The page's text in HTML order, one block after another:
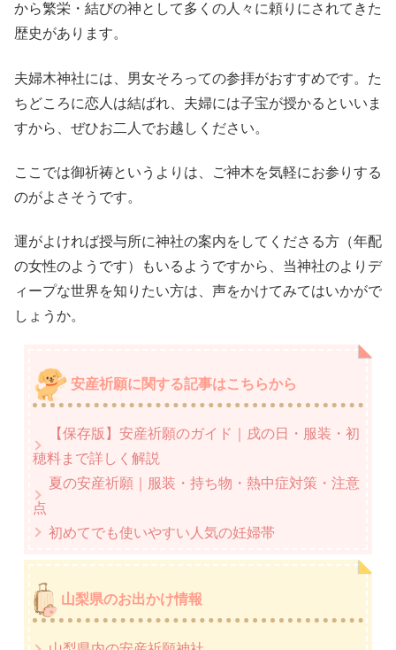
から繁栄・結びの神として多くの人々に頼りにされてきた
歴史があります。
夫婦木神社には、男女そろっての参拝がおすすめです。た
ちどころに恋人は結ばれ、夫婦には子宝が授かるといいま
すから、ぜひお二人でお越しください。
ここでは御祈祷というよりは、ご神木を気軽にお参りする
のがよさそうです。
運がよければ授与所に神社の案内をしてくださる方（年配
の女性のようです）もいるようですから、当神社のよりデ
ィープな世界を知りたい方は、声をかけてみてはいかがで
しょうか。
安産祈願に関する記事はこちらから
【保存版】安産祈願のガイド｜戌の日・服装・初
穂料まで詳しく解説
夏の安産祈願｜服装・持ち物・熱中症対策・注意
点
初めてでも使いやすい人気の妊婦帯
山梨県のお出かけ情報